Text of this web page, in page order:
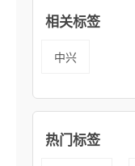
相关标签
中兴
热门标签